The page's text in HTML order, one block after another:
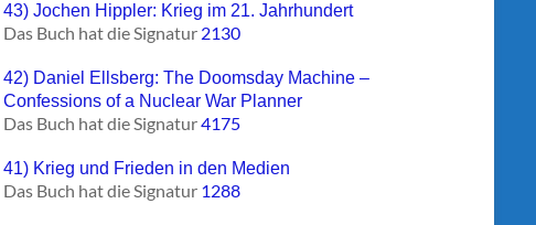
43) Jochen Hippler: Krieg im 21. Jahrhundert
Das Buch hat die Signatur 2130
42) Daniel Ellsberg: The Doomsday Machine –
Confessions of a Nuclear War Planner
Das Buch hat die Signatur4175
41) Krieg und Frieden in den Medien
Das Buch hat die Signatur 1288